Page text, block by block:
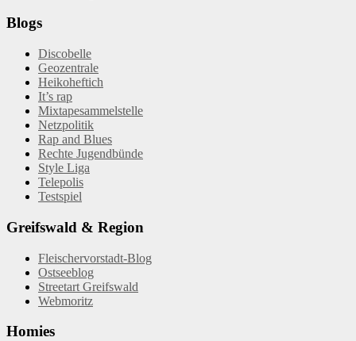
Blogs
Discobelle
Geozentrale
Heikoheftich
It’s rap
Mixtapesammelstelle
Netzpolitik
Rap and Blues
Rechte Jugendbünde
Style Liga
Telepolis
Testspiel
Greifswald & Region
Fleischervorstadt-Blog
Ostseeblog
Streetart Greifswald
Webmoritz
Homies